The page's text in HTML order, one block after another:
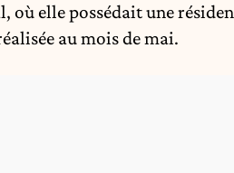
où elle possédait une
au mois de mai.